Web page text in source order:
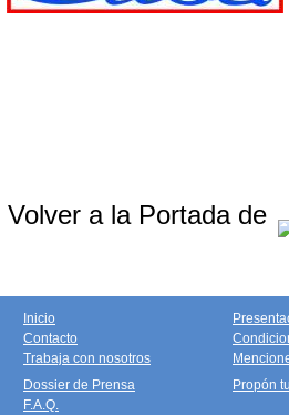
Volver a la Portada de
Inicio
Contacto
Trabaja con nosotros
Dossier de Prensa
F.A.Q.
Propón